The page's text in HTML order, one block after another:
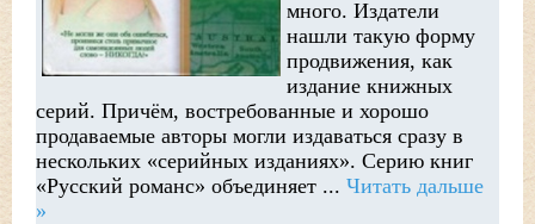
много. Издатели
нашли такую форму
продвижения, как
издание книжных
серий. Причём, востребованные и хорошо
продаваемые авторы могли издаваться сразу в
нескольких «серийных изданиях». Серию книг
«Русский романс» объединяет ... Читать дальше
»